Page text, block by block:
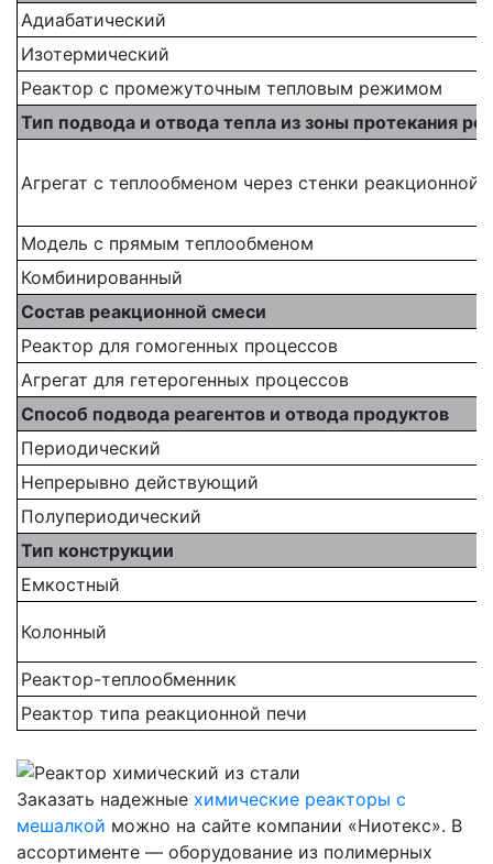
Адиабатический
Изотермический
Реактор с промежуточным тепловым режимом
Тип подвода и отвода тепла из зоны протекания
Агрегат с теплообменом через стенки реакционной
Модель с прямым теплообменом
Комбинированный
Состав реакционной смеси
Реактор для гомогенных процессов
Агрегат для гетерогенных процессов
Способ подвода реагентов и отвода продуктов
Периодический
Непрерывно действующий
Полупериодический
Тип конструкции
Емкостный
Колонный
Реактор-теплообменник
Реактор типа реакционной печи
Заказать надежные химические реакторы с
мешалкой можно на сайте компании «Ниотекс». В
ассортименте — оборудование из полимерных